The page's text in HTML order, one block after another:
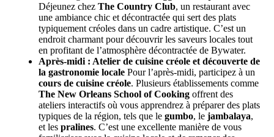
Déjeunez chez The Country Club, un restaurant avec
une ambiance chic et décontractée qui sert des plats
typiquement créoles dans un cadre artistique. C’est un
endroit charmant pour découvrir les saveurs locales tout
en profitant de l’atmosphère décontractée de Bywater.
Après-midi : Atelier de cuisine créole et découverte de
la gastronomie locale Pour l’après-midi, participez à un
cours de cuisine créole. Plusieurs établissements comme
The New Orleans School of Cooking offrent des
ateliers interactifs où vous apprendrez à préparer des plats
typiques de la région, tels que le gumbo, le jambalaya,
et les pralines. C’est une excellente manière de vous